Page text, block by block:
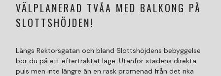
VÄLPLANERAD TVÅA MED BALKONG PÅ
SLOTTSHÖJDEN!
Längs Rektorsgatan och bland Slottshöjdens bebyggelse
bor du på ett eftertraktat läge. Utanför stadens direkta
puls men inte längre än en rask promenad från det rika